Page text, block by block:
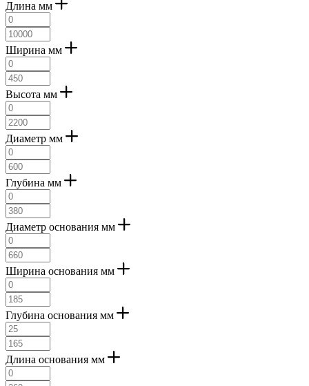
Длина мм
Ширина мм
Высота мм
Диаметр мм
Глубина мм
Диаметр основания мм
Ширина основания мм
Глубина основания мм
Длина основания мм